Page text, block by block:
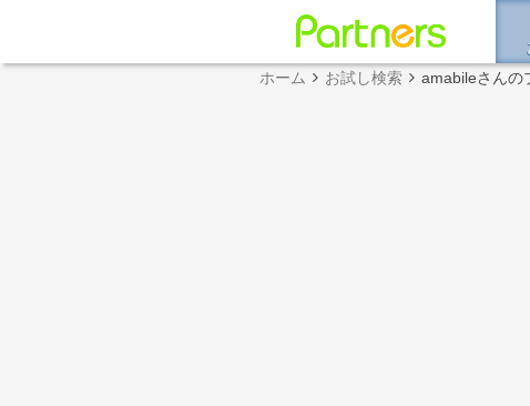
ホーム お試し検索 amabileさんの